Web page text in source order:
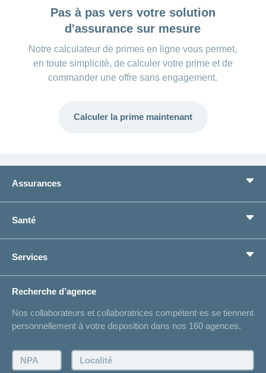
Pas à pas vers votre solution
d'assurance sur mesure
Notre calculateur de primes en ligne vous permet,
en toute simplicité, de calculer votre prime et de
commander une offre sans engagement.
Calculer la prime maintenant
Assurances
Assurances complémentaires
Prévoyance
Je cherche une assurance pour...
Situations de vie
Réaliser des économies sur l'assurance
Santé
Boussole santé
Services
Listes des hôpitaux
Bulletin d'accident
Contact
Demande d'offre
Demander à l'agence de vous rappeler
Recherche d’agence
Nos collaborateurs et collaboratrices compétent·es se tiennent
personnellement à votre disposition dans nos 160 agences.
NPA: Localité: